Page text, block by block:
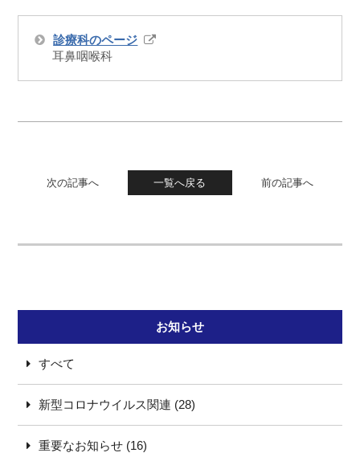
診療科のページ
耳鼻咽喉科
次の記事へ 一覧へ戻る 前の記事へ
お知らせ
すべて
新型コロナウイルス関連 (28)
重要なお知らせ (16)